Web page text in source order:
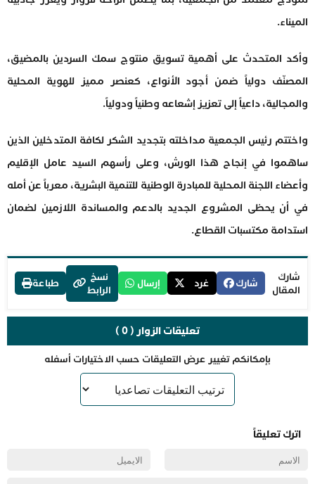
الميناء.
وأكد المتحدث على أهمية تسويق منتوج سمك السردين بالمضيق،
المصنّف دولياً ضمن أجود الأنواع، كعنصر مميز للهوية المحلية
والمجالية، داعياً إلى تعزيز إشعاعه وطنياً ودولياً.
واختتم رئيس الجمعية مداخلته بتجديد الشكر لكافة المتدخلين الذين
ساهموا في إنجاح هذا الورش، وعلى رأسهم السيد عامل الإقليم
وأعضاء اللجنة المحلية للمبادرة الوطنية للتنمية البشرية، معرباً عن أمله
في أن يحظى المشروع الجديد بالدعم والمساندة اللازمين لضمان
استدامة مكتسبات القطاع.
شارك
المقال
شارك غرد إرسال
نسخ
الرابط
طباعة
تعليقات الزوار ( 0 )
بإمكانكم تغيير عرض التعليقات حسب الاختيارات أسفله
اترك تعليقاً